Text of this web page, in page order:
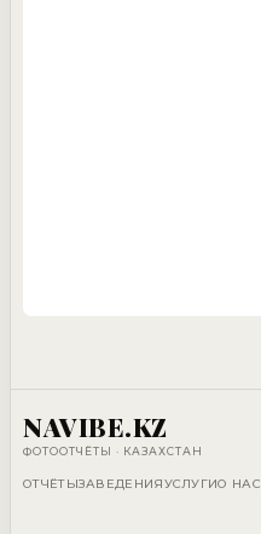
NAVIBE.KZ
ФОТООТЧЁТЫ · КАЗАХСТАН
ОТЧЁТЫЗАВЕДЕНИЯУСЛУГИО НАС